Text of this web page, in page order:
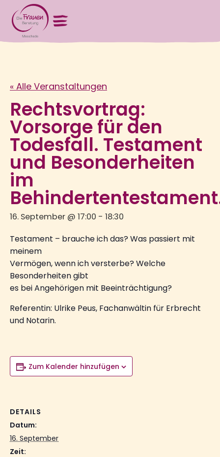
« Alle Veranstaltungen
Rechtsvortrag:
Vorsorge für den
Todesfall. Testament
und Besonderheiten
im
16. September @ 17:00 - 18:30
Testament – brauche ich das? Was passiert mit
meinem
Vermögen, wenn ich versterbe? Welche
Besonderheiten gibt
es bei Angehörigen mit Beeinträchtigung?
Referentin: Ulrike Peus, Fachanwältin für Erbrecht
und Notarin.
Zum Kalender hinzufügen
DETAILS
Datum:
16. September
Zeit: